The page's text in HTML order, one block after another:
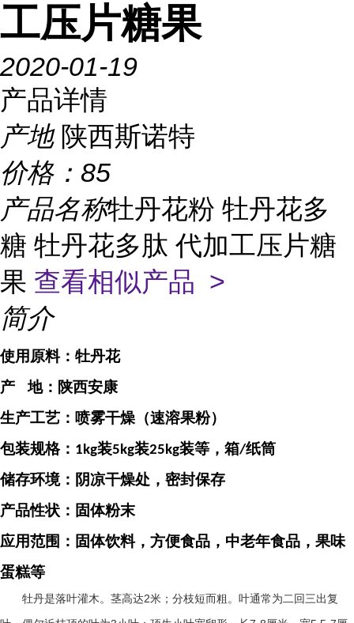
工压片糖果
2020-01-19
产品详情
产地 陕西斯诺特
价格： 85
产品名称牡丹花粉 牡丹花多
糖 牡丹花多肽 代加工压片糖
果 查看相似产品 >
简介
使用原料： 牡丹花
产
地： 陕西安康
生产工艺：喷雾干燥（速溶果粉）
包装规格： 1kg装5kg装25kg装等，箱/纸筒
储存环境：阴凉干燥处，密封保存
产品性状：固体粉末
应用范围：固体饮料，方便食品，中老年食品，果味
蛋糕等
牡丹是落叶灌木。茎高达2米；分枝短而粗。叶通常为二回三出复